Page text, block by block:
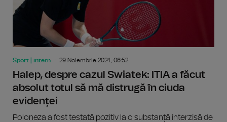
Sport | intern 29 Noiembrie 2024, 06:52
Halep, despre cazul Swiatek: ITIA a făcut
absolut totul să mă distrugă în ciuda
evidenței
Poloneza a fost testată pozitiv la o substanță interzisă de